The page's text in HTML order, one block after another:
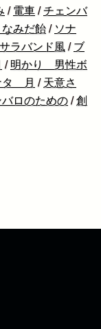
/ 電車 /チェンバ
みだ飴 / ソナ
サラバンド風 / ブ
/ 明かり 男性ボ
タ 月 / 天意さ
ロのための /創